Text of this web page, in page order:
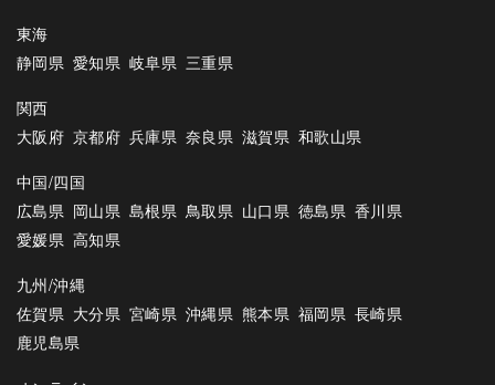
東海
静岡県 愛知県 岐阜県 三重県
関西
大阪府 京都府 兵庫県 奈良県 滋賀県 和歌山県
中国/四国
広島県 岡山県 島根県 鳥取県 山口県 徳島県 香川県
愛媛県 高知県
九州/沖縄
佐賀県 大分県 宮崎県 沖縄県 熊本県 福岡県 長崎県
鹿児島県